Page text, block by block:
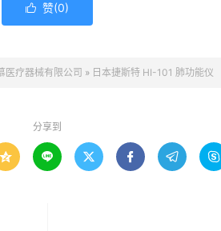
 赞(0)
医疗器械有限公司 » 日本捷斯特 HI-101 肺功能仪
分享到
     